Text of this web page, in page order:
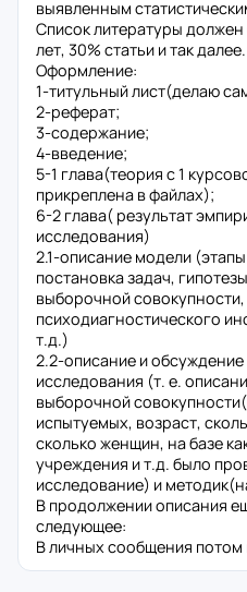
выявленным
Список литературы
лет, 30% статьи и так далее.
Оформление:
1-титульный лист(делаю
2-реферат;
3-содержание;
4-введение;
5-1 глава(теория с 1
прикреплена в файлах);
6-2 глава( результат
исследования)
2.1-описание модели
постановка задач,
выборочной
психодиагностического
т.д.)
2.2-описание и
исследования (т. е.
выборочной
испытуемых, возраст,
сколько женщин, на базе
учреждения и т.д. было
исследование) и
В продолжении описания
следующее:
В личных сообщения